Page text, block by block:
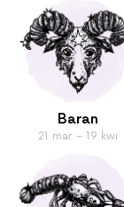
Baran
21 mar – 19 kwi